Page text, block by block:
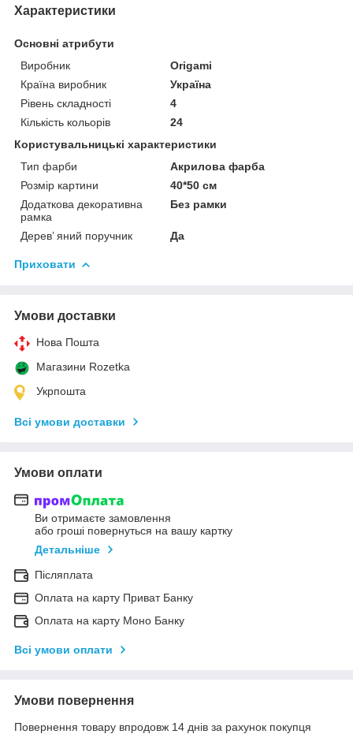
Характеристики
Основні атрибути
Виробник
Origami
Країна виробник
Україна
Рівень складності
4
Кількість кольорів
24
Користувальницькі характеристики
Тип фарби
Акрилова фарба
Розмір картини
40*50 см
Додаткова декоративна
рамка
Без рамки
Дерев’ яний поручник Да
Приховати
Умови доставки
Нова Пошта
Магазини Rozetka
Укрпошта
Всі умови доставки
Умови оплати
Ви отримаєте замовлення
або гроші повернуться на вашу картку
Детальніше
Післяплата
Оплата на карту Приват Банку
Оплата на карту Моно Банку
Всі умови оплати
Умови повернення
Повернення товару впродовж 14 днів за рахунок покупця